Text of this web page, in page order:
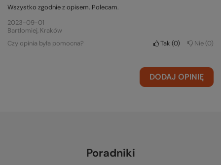
Wszystko zgodnie z opisem. Polecam.
2023-09-01
Bartłomiej, Kraków
Czy opinia była pomocna?
Tak 0 Nie 0
DODAJ OPINIĘ
Poradniki